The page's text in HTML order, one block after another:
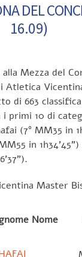
DEL
16.09)
Mezza del
Atletica
di 663
primi 10 di
(7° MM35 in
in
Master
Nome